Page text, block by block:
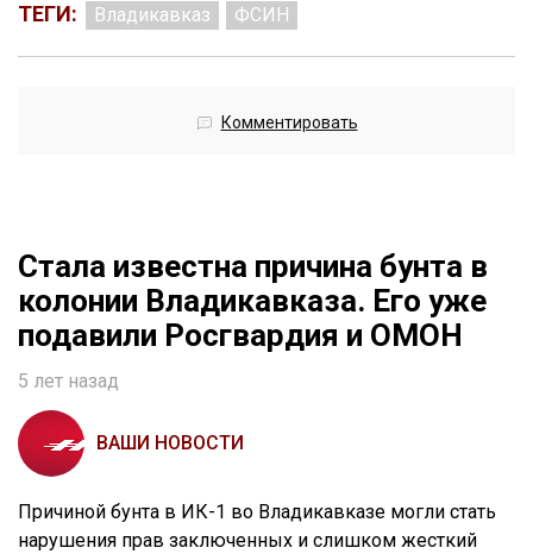
ТЕГИ: Владикавказ ФСИН
Комментировать
Стала известна причина бунта в
колонии Владикавказа. Его уже
подавили Росгвардия и ОМОН
5 лет назад
ВАШИ НОВОСТИ
Причиной бунта в ИК-1 во Владикавказе могли стать
нарушения прав заключенных и слишком жесткий